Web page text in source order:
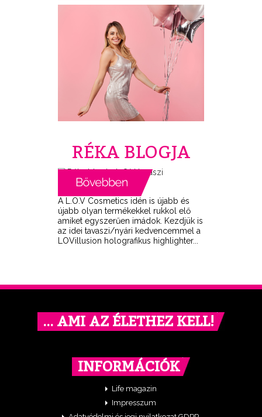
RÉKA BLOGJA
A L.O.V Cosmetics idén is újabb és
újabb olyan termékekkel rukkol elő
amiket egyszerűen imádok. Kezdjük is
az idei tavaszi/nyári kedvencemmel a
LOVillusion holografikus highlighter...
… AMI AZ ÉLETHEZ KELL!
INFORMÁCIÓK
Life magazin
Impresszum